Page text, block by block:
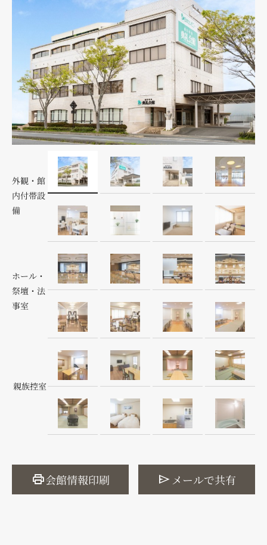
外観・館
内付帯設
備
ホール・
祭壇・法
事室
親族控室
print会館情報印刷 send メールで共有